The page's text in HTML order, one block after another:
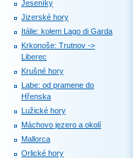
Jeseníky
Jizerské hory
Itálie: kolem Lago di Garda
Krkonoše: Trutnov ->
Liberec
Krušné hory
Labe: od pramene do
Hřenska
Lužické hory
Máchovo jezero a okolí
Mallorca
Orlické hory